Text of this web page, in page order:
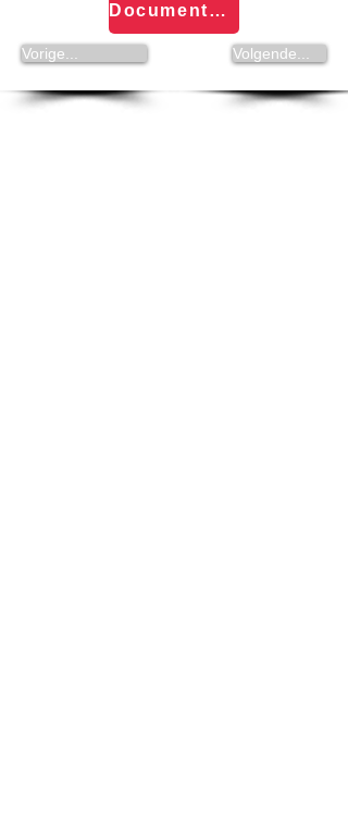
Documentatie Volta Rond- en PU Snaren
Vorige... Volgende...